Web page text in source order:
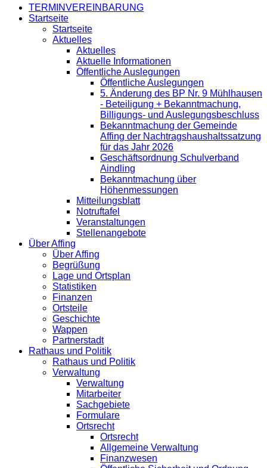
TERMINVEREINBARUNG
Startseite
Startseite
Aktuelles
Aktuelles
Aktuelle Informationen
Öffentliche Auslegungen
Öffentliche Auslegungen
5. Änderung des BP Nr. 9 Mühlhausen
- Beteiligung + Bekanntmachung,
Billigungs- und Auslegungsbeschluss
Bekanntmachung der Gemeinde
Affing der Nachtragshaushaltssatzung
für das Jahr 2026
Geschäftsordnung Schulverband
Aindling
Bekanntmachung über
Höhenmessungen
Mitteilungsblatt
Notruftafel
Veranstaltungen
Stellenangebote
Über Affing
Über Affing
Begrüßung
Lage und Ortsplan
Statistiken
Finanzen
Ortsteile
Geschichte
Wappen
Partnerstadt
Rathaus und Politik
Rathaus und Politik
Verwaltung
Verwaltung
Mitarbeiter
Sachgebiete
Formulare
Ortsrecht
Ortsrecht
Allgemeine Verwaltung
Finanzwesen